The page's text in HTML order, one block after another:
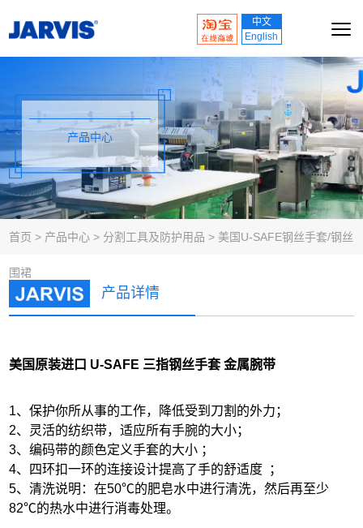
中文
English
产品中心
首页 > 产品中心 > 分割工具及防护用品 > 美国U-SAFE钢丝手套/钢丝
围裙
产品详情
美国原装进口 U-SAFE 三指钢丝手套 金属腕带
1、保护你所从事的工作，降低受到刀割的外力；
2、灵活的纺织带，适应所有手腕的大小；
3、编码带的颜色定义手套的大小 ；
4、四环扣一环的连接设计提高了手的舒适度 ；
5、清洗说明：在50℃的肥皂水中进行清洗，然后再至少
82℃的热水中进行消毒处理。